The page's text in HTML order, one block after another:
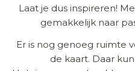
Laat je dus inspireren!
gemakkelijk naar
Er is nog genoeg ruimte
de kaart. Daar